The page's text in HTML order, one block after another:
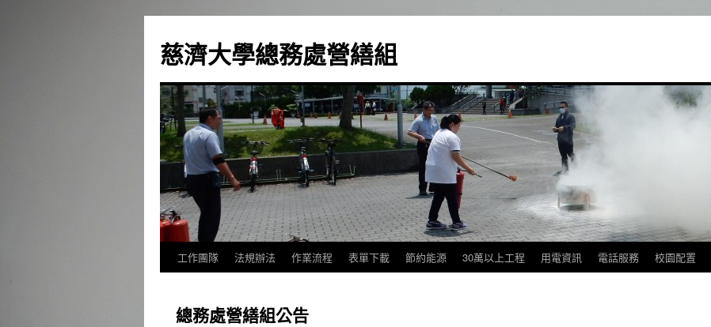
主
要
容
慈濟大學總務處營繕組
工作團隊 法規辦法 作業流程 表單下載 節約能源 30萬以上工程 用電資訊 電話服務 校園配置
總務處營繕組公告